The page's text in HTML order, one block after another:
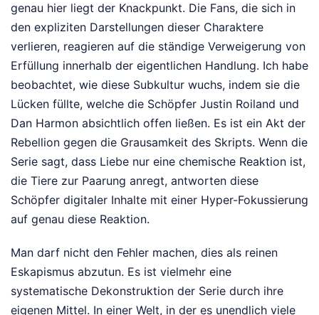
genau hier liegt der Knackpunkt. Die Fans, die sich in
den expliziten Darstellungen dieser Charaktere
verlieren, reagieren auf die ständige Verweigerung von
Erfüllung innerhalb der eigentlichen Handlung. Ich habe
beobachtet, wie diese Subkultur wuchs, indem sie die
Lücken füllte, welche die Schöpfer Justin Roiland und
Dan Harmon absichtlich offen ließen. Es ist ein Akt der
Rebellion gegen die Grausamkeit des Skripts. Wenn die
Serie sagt, dass Liebe nur eine chemische Reaktion ist,
die Tiere zur Paarung anregt, antworten diese
Schöpfer digitaler Inhalte mit einer Hyper-Fokussierung
auf genau diese Reaktion.
Man darf nicht den Fehler machen, dies als reinen
Eskapismus abzutun. Es ist vielmehr eine
systematische Dekonstruktion der Serie durch ihre
eigenen Mittel. In einer Welt, in der es unendlich viele